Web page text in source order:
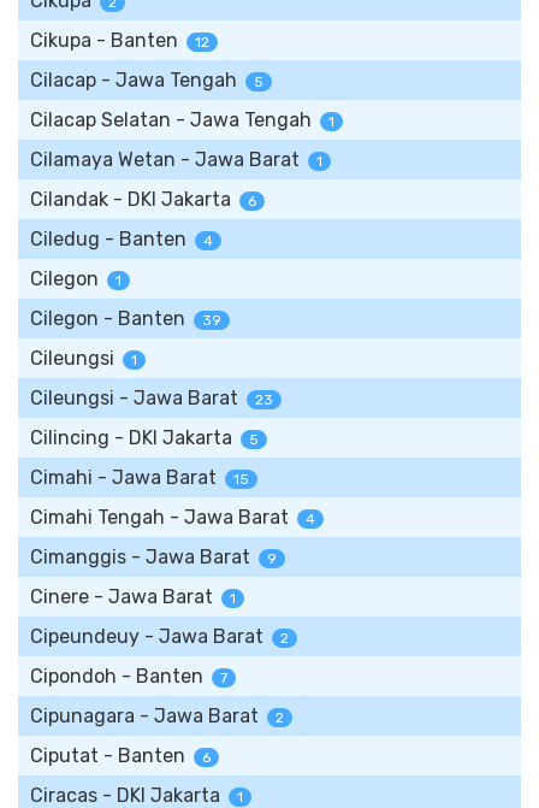
Cikupa - Banten 12
Cilacap - Jawa Tengah 5
Cilacap Selatan - Jawa Tengah 1
Cilamaya Wetan - Jawa Barat 1
Cilandak - DKI Jakarta 6
Ciledug - Banten 4
Cilegon 1
Cilegon - Banten 39
Cileungsi 1
Cileungsi - Jawa Barat 23
Cilincing - DKI Jakarta 5
Cimahi - Jawa Barat 15
Cimahi Tengah - Jawa Barat 4
Cimanggis - Jawa Barat 9
Cinere - Jawa Barat 1
Cipeundeuy - Jawa Barat 2
Cipondoh - Banten 7
Cipunagara - Jawa Barat 2
Ciputat - Banten 6
Ciracas - DKI Jakarta 1